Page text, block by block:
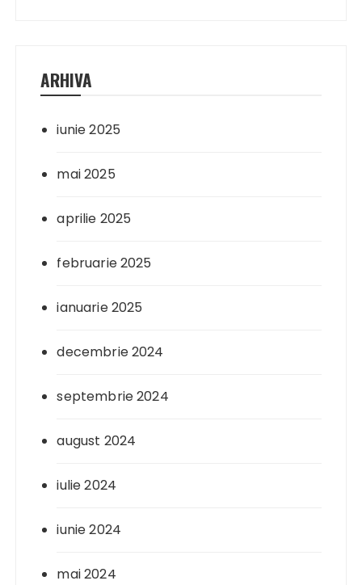
ARHIVA
iunie 2025
mai 2025
aprilie 2025
februarie 2025
ianuarie 2025
decembrie 2024
septembrie 2024
august 2024
iulie 2024
iunie 2024
mai 2024